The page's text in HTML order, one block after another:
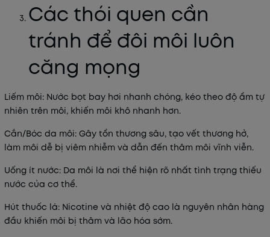
Các thói quen cần
tránh để đôi môi luôn
căng mọng
Liếm môi: Nước bọt bay hơi nhanh chóng, kéo theo độ ẩm tự
nhiên trên môi, khiến môi khô nhanh hơn.
Cắn/Bóc da môi: Gây tổn thương sâu, tạo vết thương hở,
làm môi dễ bị viêm nhiễm và dẫn đến thâm môi vĩnh viễn.
Uống ít nước: Da môi là nơi thể hiện rõ nhất tình trạng thiếu
nước của cơ thể.
Hút thuốc lá: Nicotine và nhiệt độ cao là nguyên nhân hàng
đầu khiến môi bị thâm và lão hóa sớm.